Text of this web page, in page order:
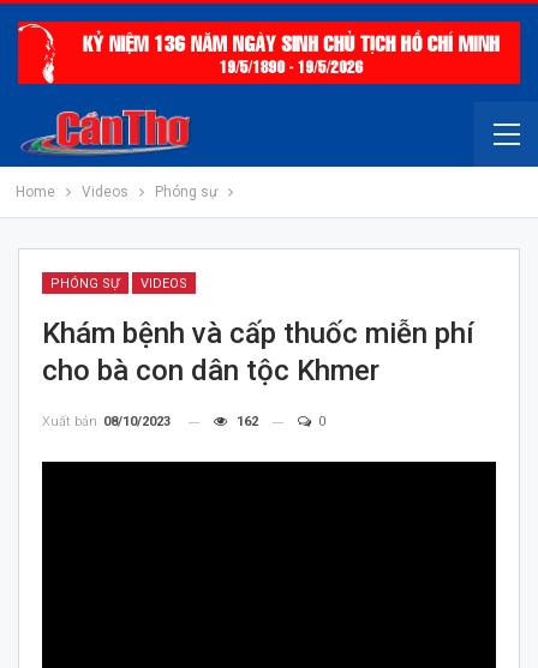
Home Videos Phóng sự
PHÓNG SỰ VIDEOS
Khám bệnh và cấp thuốc miễn phí
cho bà con dân tộc Khmer
Xuất bản 08/10/2023 162 0